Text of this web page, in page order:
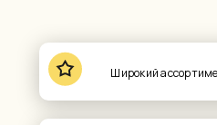
Широкий